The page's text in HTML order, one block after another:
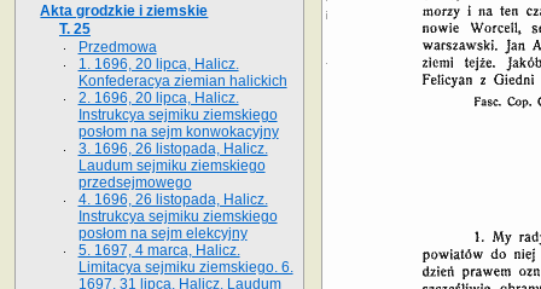
Akta grodzkie i ziemskie
T. 25
Przedmowa
1. 1696, 20 lipca, Halicz.
Konfederacya ziemian halickich
2. 1696, 20 lipca, Halicz.
Instrukcya sejmiku ziemskiego
posłom na sejm konwokacyjny
3. 1696, 26 listopada, Halicz.
Laudum sejmiku ziemskiego
przedsejmowego
4. 1696, 26 listopada, Halicz.
Instrukcya sejmiku ziemskiego
posłom na sejm elekcyjny
5. 1697, 4 marca, Halicz.
Limitacya sejmiku ziemskiego. 6.
1697, 31 lipca, Halicz. Laudum